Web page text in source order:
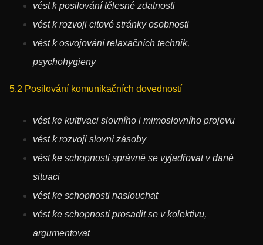
vést k posilování tělesné zdatnosti
vést k rozvoji citové stránky osobnosti
vést k osvojování relaxačních technik,
psychohygieny
5.2 Posilování komunikačních dovedností
vést ke kultivaci slovního i mimoslovního projevu
vést k rozvoji slovní zásoby
vést ke schopnosti správně se vyjadřovat v dané
situaci
vést ke schopnosti naslouchat
vést ke schopnosti prosadit se v kolektivu,
argumentovat